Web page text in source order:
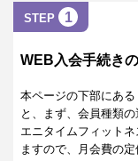
STEP 1
WEB入会手続き
本ページの下部にあ
と、まず、会員種類の
エニタイムフィット
ますので、月会費の